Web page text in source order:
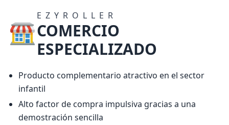
EZYROLLER
COMERCIO
ESPECIALIZADO
Producto complementario atractivo en el sector
infantil
Alto factor de compra impulsiva gracias a una
demostración sencilla